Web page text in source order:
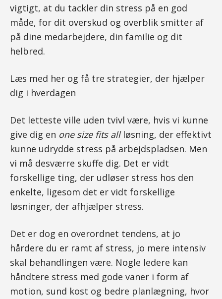
vigtigt, at du tackler din stress på en god
måde, for dit overskud og overblik smitter af
på dine medarbejdere, din familie og dit
helbred.
Læs med her og få tre strategier, der hjælper
dig i hverdagen
Det letteste ville uden tvivl være, hvis vi kunne
give dig en one size fits all løsning, der effektivt
kunne udrydde stress på arbejdspladsen. Men
vi må desværre skuffe dig. Det er vidt
forskellige ting, der udløser stress hos den
enkelte, ligesom det er vidt forskellige
løsninger, der afhjælper stress.
Det er dog en overordnet tendens, at jo
hårdere du er ramt af stress, jo mere intensiv
skal behandlingen være. Nogle ledere kan
håndtere stress med gode vaner i form af
motion, sund kost og bedre planlægning, hvor